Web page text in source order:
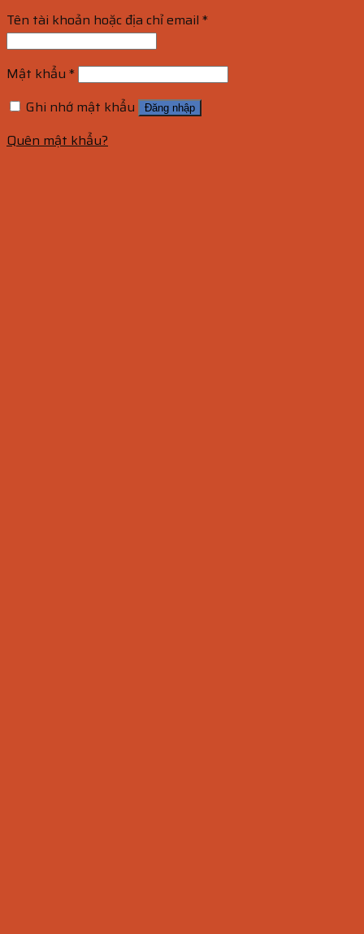
Tên tài khoản hoặc địa chỉ email *
Mật khẩu *
Ghi nhớ mật khẩu
Đăng nhập
Quên mật khẩu?